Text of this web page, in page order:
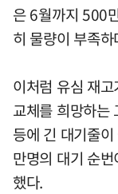
은 6월까지 500
히 물량이 부족하
이처럼 유심 재
교체를 희망하는
등에 긴 대기줄
만명의 대기 순
했다.